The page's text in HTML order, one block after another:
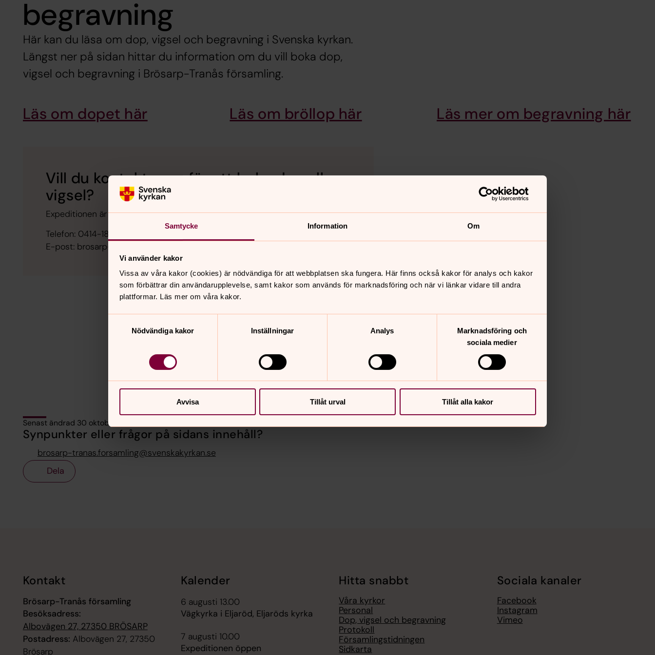
Samtycke Information Om
Vi använder kakor
Vissa av våra kakor (cookies) är nödvändiga för att webbplatsen ska fungera. Här finns också kakor för analys och kakor
som förbättrar din användarupplevelse, samt kakor som används för marknadsföring och när vi länkar vidare till andra
plattformar. Läs mer om våra kakor.
Nödvändiga kakor
Inställningar Analys
Marknadsföring och
sociala medier
Avvisa Tillåt urval Tillåt alla kakor
begravning
Här kan du läsa om dop, vigsel och begravning i Svenska kyrkan.
Längst ner på sidan hittar du information om du vill boka dop,
vigsel och begravning i Brösarp-Tranås församling.
Läs om dopet här Läs om bröllop här Läs mer om begravning här
Vill du kontakta oss för att boka dop eller
vigsel?
Expeditionen är öppen måndag och torsdag mellan kl. 09.30-10.30.
Telefon: 0414-181 00
E-post: brosarp-tranas.forsamling@svenskakyrkan.se
Senast ändrad 30 oktober 2023
Synpunkter eller frågor på sidans innehåll?
brosarp-tranas.forsamling@svenskakyrkan.se
Dela
Kontakt
Brösarp-Tranås församling
Besöksadress:
Albovägen 27, 27350 BRÖSARP
Postadress: Albovägen 27, 27350
Brösarp
Kalender
6 augusti 13.00
Vägkyrka i Eljaröd, Eljaröds kyrka
7 augusti 10.00
Expeditionen öppen
Hitta snabbt
Våra kyrkor
Personal
Dop, vigsel och begravning
Protokoll
Församlingstidningen
Sidkarta
Sociala kanaler
Facebook
Instagram
Vimeo